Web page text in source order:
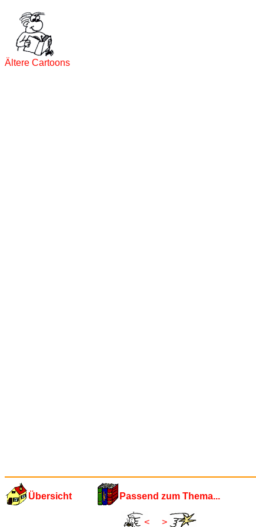
Ältere Cartoons
Übersicht Passend zum Thema...
< >